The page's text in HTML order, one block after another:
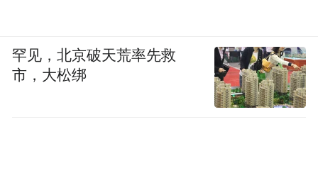
罕见，北京破天荒率先救
市，大松绑